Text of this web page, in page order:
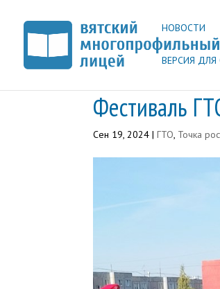
НОВОСТИ
ВЕРСИЯ
Фестиваль
Сен 19, 2024 |ГТО, Точка